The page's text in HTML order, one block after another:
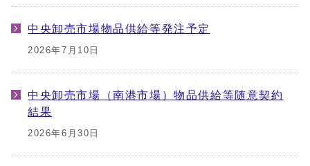
中央卸売市場物品供給等発注予定
2026年7月10日
中央卸売市場（南港市場）物品供給等随意契約
結果
2026年6月30日